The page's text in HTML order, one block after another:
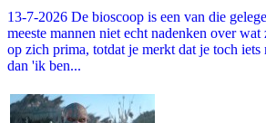
13-7-2026 De bioscoop is een van die
meeste mannen niet echt nadenken over
op zich prima, totdat je merkt dat je toch iets
dan 'ik ben...